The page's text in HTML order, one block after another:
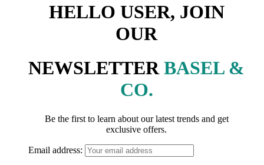
HELLO USER, JOIN
OUR
NEWSLETTER BASEL &
CO.
Be the first to learn about our latest trends and get
exclusive offers.
Email address: